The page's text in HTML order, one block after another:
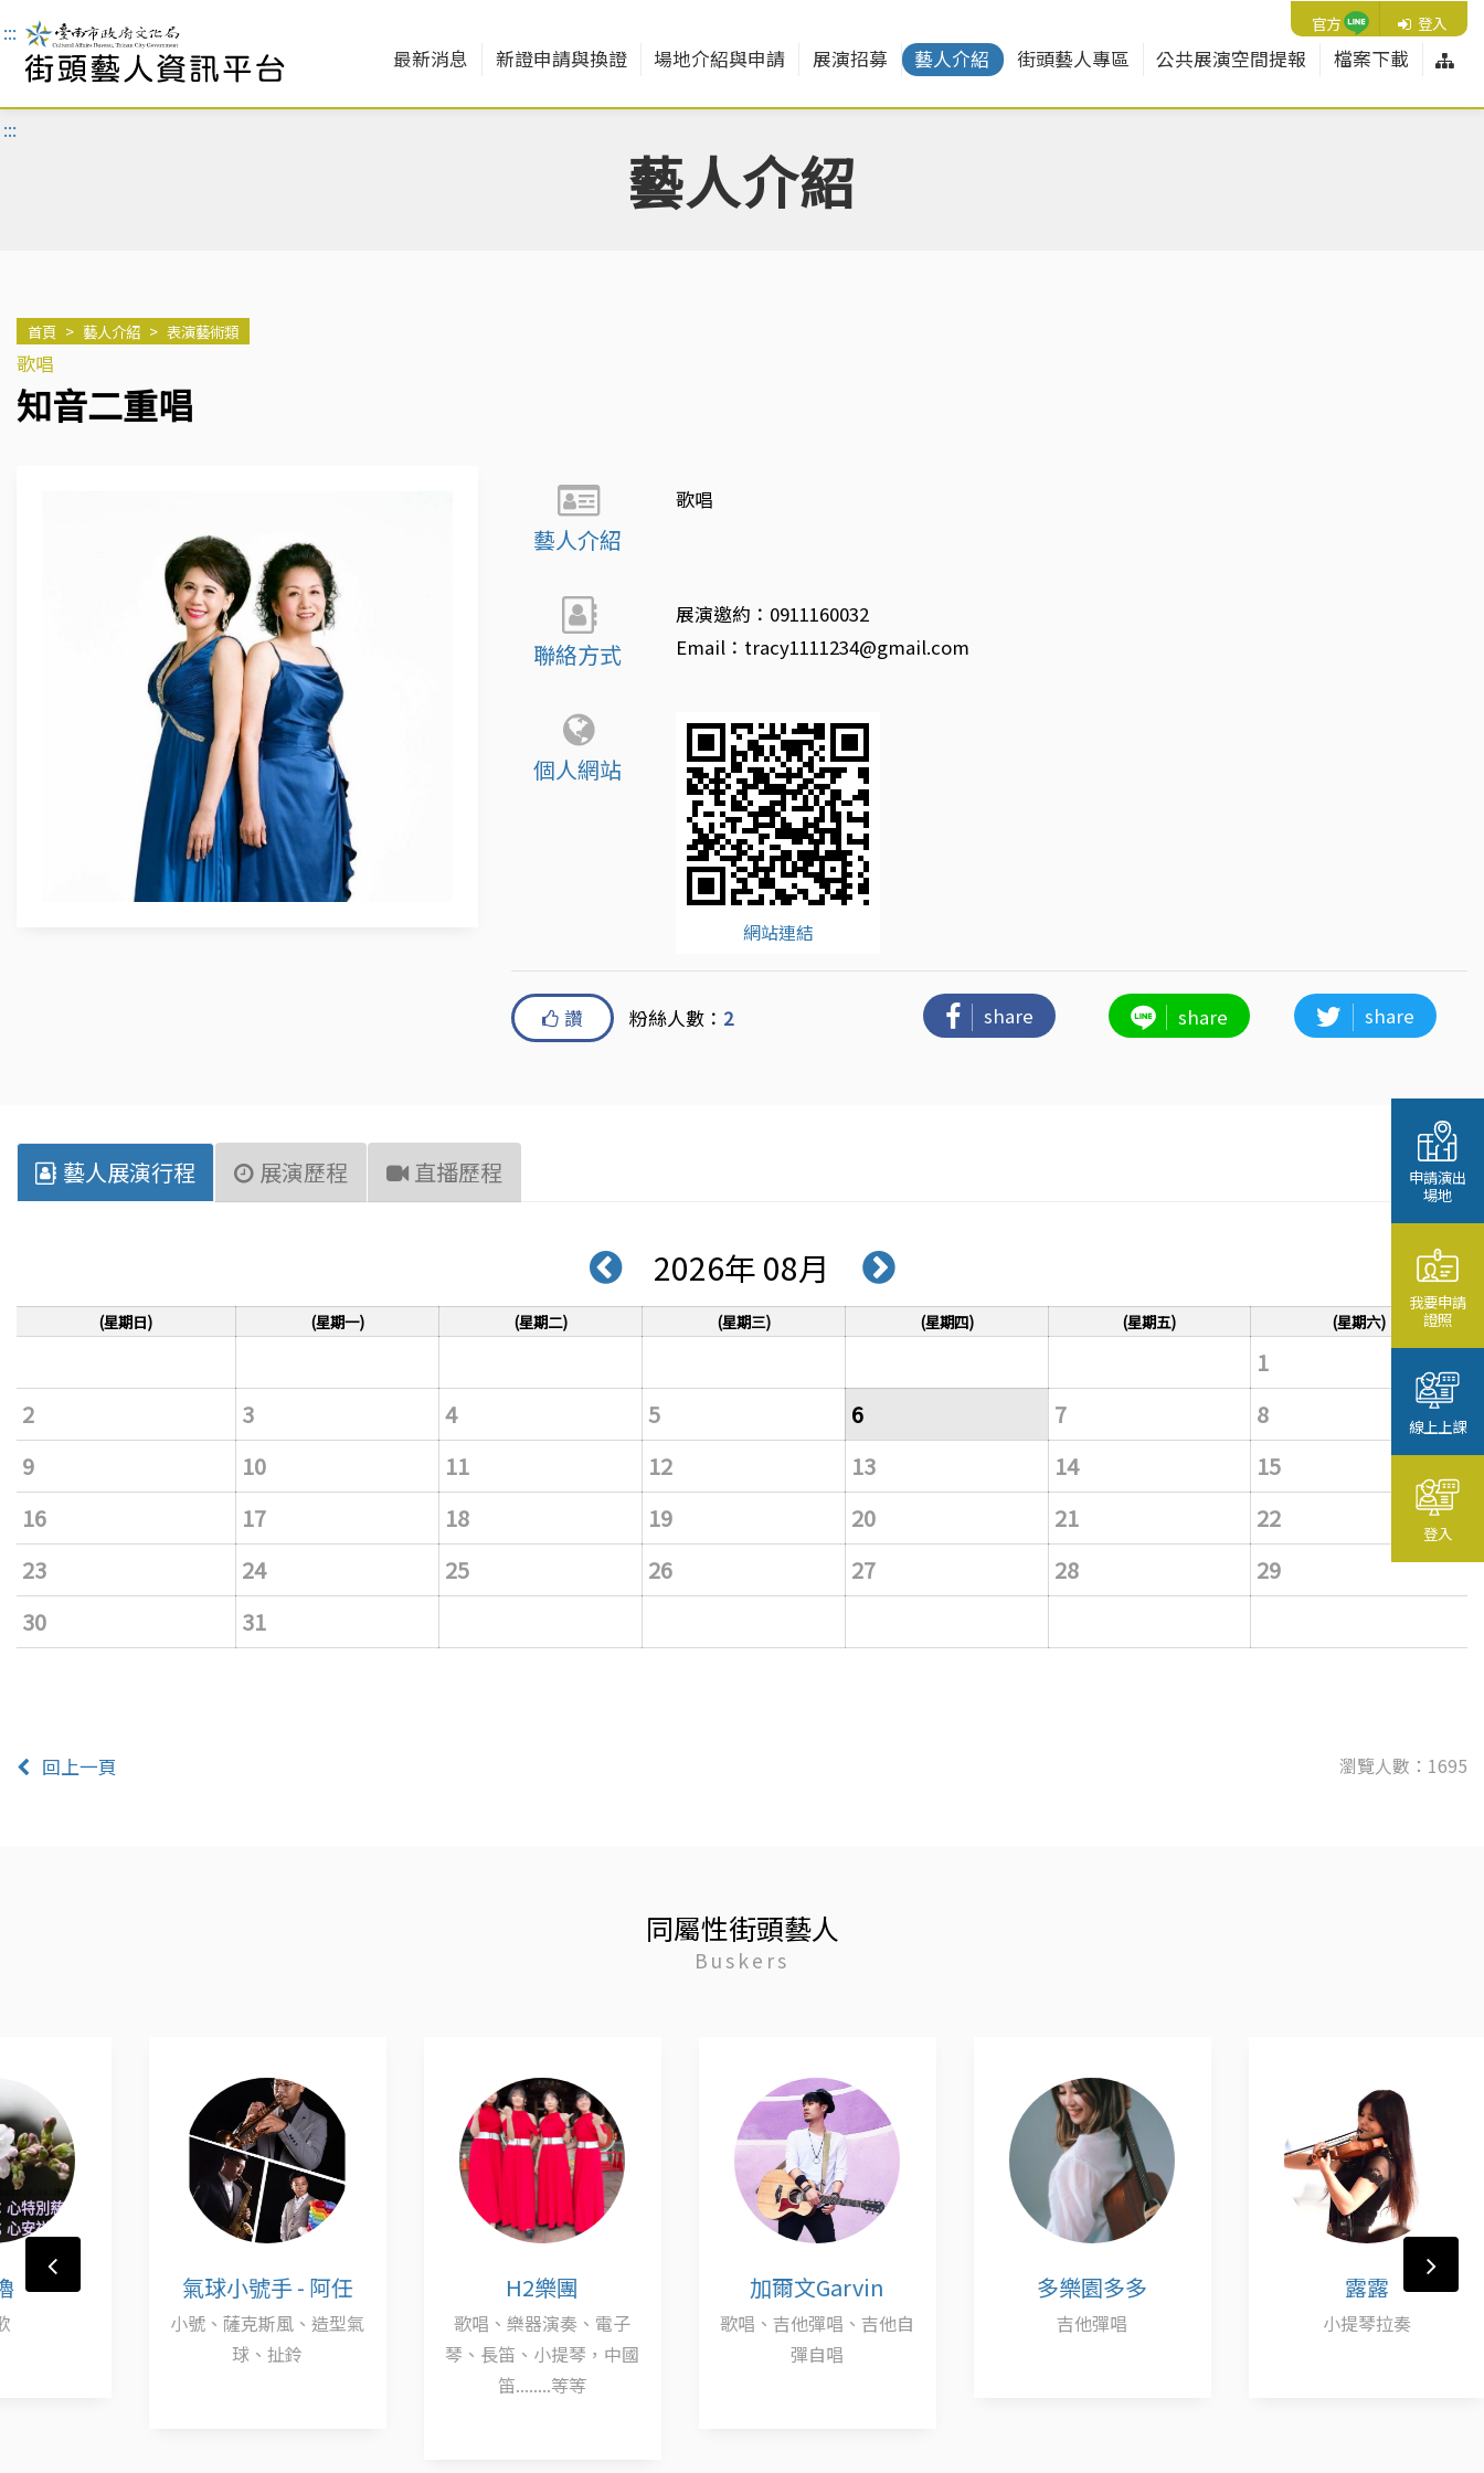
::: 官方Line 登入
最新消息 新證申請與換證 場地介紹與申請 展演招募 藝人介紹 街頭藝人專區 公共展演空間提報 檔案下載 網
:::
藝人介紹
首頁 > 藝人介紹 > 表演藝術類
歌唱
知音二重唱
藝人介紹
歌唱
聯絡方式
展演邀約：0911160032
Email：tracy1111234@gmail.com
個人網站
網站連結
讚 粉絲人數： 2 share share share
藝人展演行程 展演歷程 直播歷程
2026年 08月
(星期日) (星期一) (星期二) (星期三) (星期四) (星期五) (星期六)
1
2
3 4 5 6 7
8
9
10 11 12 13 14
15
16
17 18 19 20 21
22
23
24 25 26 27 28
29
30
31
回上一頁 瀏覽人數：1695
同屬性街頭藝人
Buskers
氣球小號手 - 阿任
小號、薩克斯風、造型氣
歌唱、樂器演奏、電子
琴、長笛、小提琴，中國
笛........等等
加爾文Garvin
歌唱、吉他彈唱、吉他自
多樂園多多
小提琴拉奏
申請演出
場地
我要申請
證照
線上上課
登入